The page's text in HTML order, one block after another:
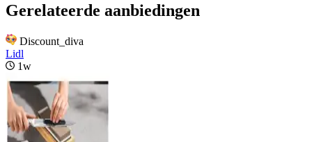
Gerelateerde aanbiedingen
Discount_diva
Lidl
1w